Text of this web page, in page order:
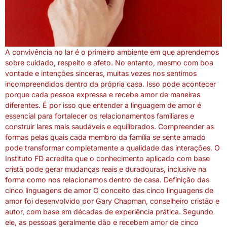
A convivência no lar é o primeiro ambiente em que aprendemos
sobre cuidado, respeito e afeto. No entanto, mesmo com boa
vontade e intenções sinceras, muitas vezes nos sentimos
incompreendidos dentro da própria casa. Isso pode acontecer
porque cada pessoa expressa e recebe amor de maneiras
diferentes. É por isso que entender a linguagem de amor é
essencial para fortalecer os relacionamentos familiares e
construir lares mais saudáveis e equilibrados. Compreender as
formas pelas quais cada membro da família se sente amado
pode transformar completamente a qualidade das interações. O
Instituto FD acredita que o conhecimento aplicado com base
cristã pode gerar mudanças reais e duradouras, inclusive na
forma como nos relacionamos dentro de casa. Definição das
cinco linguagens de amor O conceito das cinco linguagens de
amor foi desenvolvido por Gary Chapman, conselheiro cristão e
autor, com base em décadas de experiência prática. Segundo
ele, as pessoas geralmente dão e recebem amor de cinco